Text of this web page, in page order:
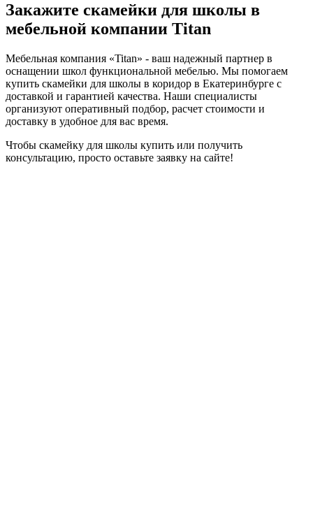
Закажите скамейки для школы в
мебельной компании Titan
Мебельная компания «Titan» - ваш надежный партнер в
оснащении школ функциональной мебелью. Мы помогаем
купить скамейки для школы в коридор в Екатеринбурге с
доставкой и гарантией качества. Наши специалисты
организуют оперативный подбор, расчет стоимости и
доставку в удобное для вас время.
Чтобы скамейку для школы купить или получить
консультацию, просто оставьте заявку на сайте!